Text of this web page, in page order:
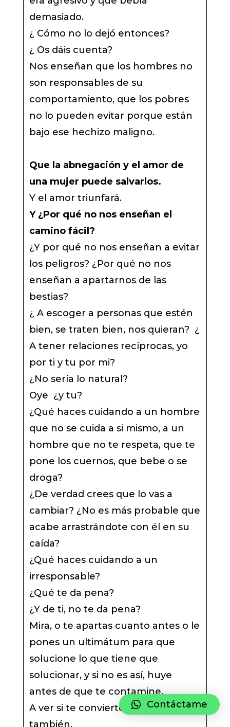
demasiado.
¿ Cómo no lo dejó entonces?
¿ Os dáis cuenta?
Nos enseñan que los hombres no
son responsables de su
comportamiento, que los pobres
no lo pueden evitar porque están
bajo ese hechizo maligno.
Que la abnegación y el amor de
una mujer puede salvarlos.
Y el amor triunfará.
Y ¿Por qué no nos enseñan el
camino fácil?
¿Y por qué no nos enseñan a evitar
los peligros? ¿Por qué no nos
enseñan a apartarnos de las
bestias?
¿ A escoger a personas que estén
bien, se traten bien, nos quieran? ¿
A tener relaciones recíprocas, yo
por ti y tu por mi?
¿No sería lo natural?
Oye ¿y tu?
¿Qué haces cuidando a un hombre
que no se cuida a si mismo, a un
hombre que no te respeta, que te
pone los cuernos, que bebe o se
droga?
¿De verdad crees que lo vas a
cambiar? ¿No es más probable que
acabe arrastrándote con él en su
caída?
¿Qué haces cuidando a un
irresponsable?
¿Qué te da pena?
¿Y de ti, no te da pena?
Mira, o te apartas cuanto antes o le
pones un ultimátum para que
solucione lo que tiene que
solucionar, y si no es así, huye
antes de que te contamine.
A ver si te conviertes en bestia tu
también.
Contáctame